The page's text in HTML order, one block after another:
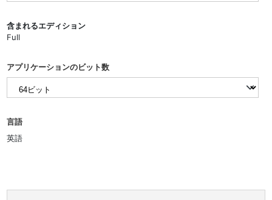
含まれるエディション
Full
アプリケーションのビット数
言語
英語